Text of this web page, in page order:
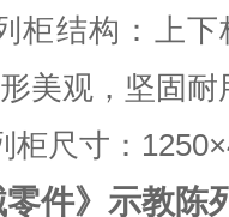
柜结构：上
美观，坚固耐
柜尺寸：
零件》示教